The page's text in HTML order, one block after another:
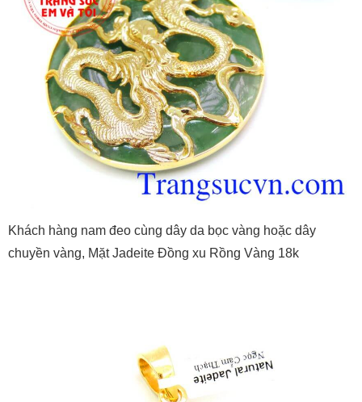
Khách hàng nam đeo cùng dây da bọc vàng hoặc dây
chuyền vàng, Mặt Jadeite Đồng xu Rồng Vàng 18k